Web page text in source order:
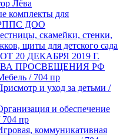
Лёва
комплекты для
РППС ДОО
скамейки, стенки,
щиты для детского сада
20 ДЕКАБРЯ 2019 Г.
ПРОСВЕЩЕНИЯ РФ
/ 704 пр
и уход за детьми /
и обеспечение
704 пр
коммуникативная